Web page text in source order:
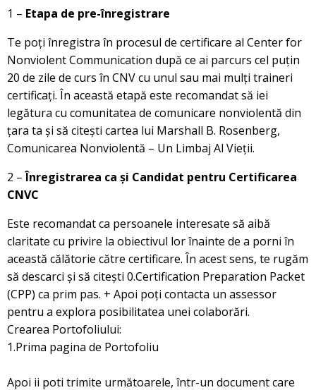
1 – Etapa de pre-înregistrare
Te poți înregistra în procesul de certificare al Center for
Nonviolent Communication după ce ai parcurs cel puțin
20 de zile de curs în CNV cu unul sau mai mulți traineri
certificați. În această etapă este recomandat să iei
legătura cu comunitatea de comunicare nonviolentă din
țara ta și să citești cartea lui Marshall B. Rosenberg,
Comunicarea Nonviolentă – Un Limbaj Al Vieții.
2 –Înregistrarea ca și Candidat pentru Certificarea
CNVC
Este recomandat ca persoanele interesate să aibă
claritate cu privire la obiectivul lor înainte de a porni în
această călătorie către certificare. În acest sens, te rugăm
să descarci și să citești 0.Certification Preparation Packet
(CPP) ca prim pas. + Apoi poți contacta un assessor
pentru a explora posibilitatea unei colaborări.
Crearea Portofoliului:
1.Prima pagina de Portofoliu
Apoi ii poti trimite următoarele, într-un document care